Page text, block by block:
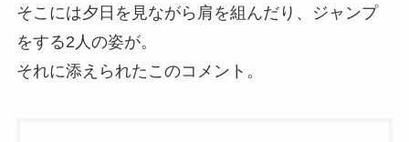
そこには夕日を見ながら肩を組んだり、ジャンプ
をする2人の姿が。
それに添えられたこのコメント。